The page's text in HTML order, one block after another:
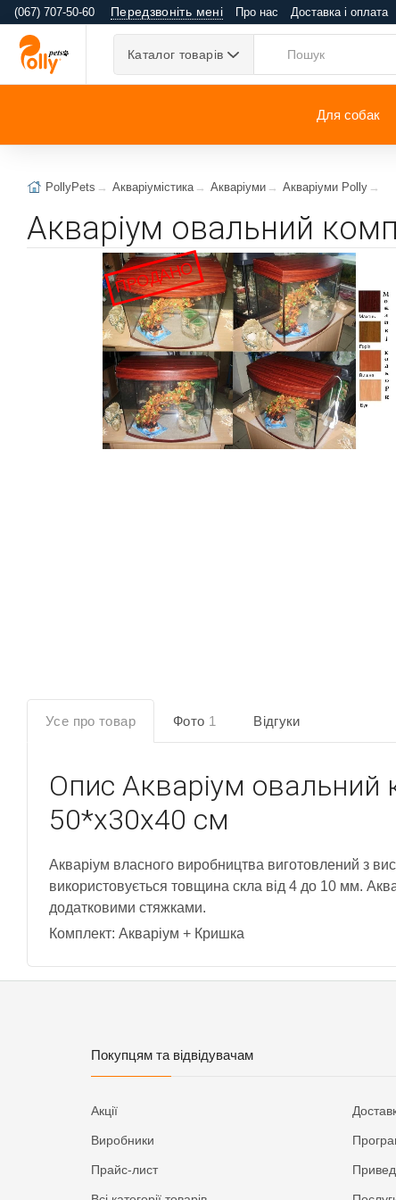
(067) 707-50-60 Передзвоніть мені Про нас Доставка і оплата
Каталог товарів
Для собак
PollyPets Акваріумістика Акваріуми Акваріуми Polly
Акваріум овальний
ПРОДАНО
Усе про товар Фото 1 Відгуки
Опис Акваріум овальний
50*х30х40 см
Акваріум власного виробництва виготовлений з
використовується товщина скла від 4 до 10 мм.
додатковими стяжками.
Комплект: Акваріум + Кришка
Покупцям та відвідувачам
Акції
Виробники
Прайс-лист